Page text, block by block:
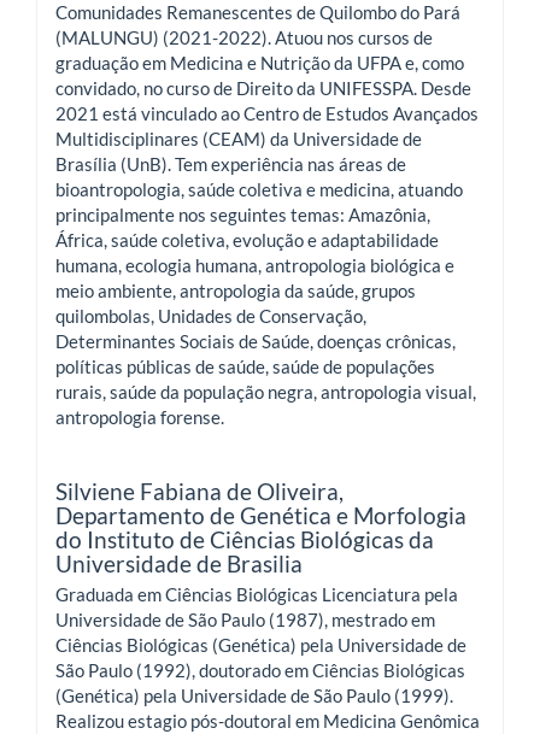
Comunidades Remanescentes de Quilombo do Pará
(MALUNGU) (2021-2022). Atuou nos cursos de
graduação em Medicina e Nutrição da UFPA e, como
convidado, no curso de Direito da UNIFESSPA. Desde
2021 está vinculado ao Centro de Estudos Avançados
Multidisciplinares (CEAM) da Universidade de
Brasília (UnB). Tem experiência nas áreas de
bioantropologia, saúde coletiva e medicina, atuando
principalmente nos seguintes temas: Amazônia,
África, saúde coletiva, evolução e adaptabilidade
humana, ecologia humana, antropologia biológica e
meio ambiente, antropologia da saúde, grupos
quilombolas, Unidades de Conservação,
Determinantes Sociais de Saúde, doenças crônicas,
políticas públicas de saúde, saúde de populações
rurais, saúde da população negra, antropologia visual,
antropologia forense.
Silviene Fabiana de Oliveira,
Departamento de Genética e Morfologia
do Instituto de Ciências Biológicas da
Universidade de Brasilia
Graduada em Ciências Biológicas Licenciatura pela
Universidade de São Paulo (1987), mestrado em
Ciências Biológicas (Genética) pela Universidade de
São Paulo (1992), doutorado em Ciências Biológicas
(Genética) pela Universidade de São Paulo (1999).
Realizou estagio pós-doutoral em Medicina Genômica